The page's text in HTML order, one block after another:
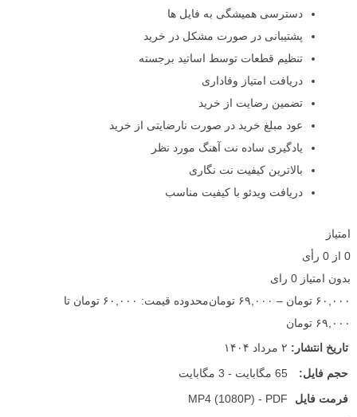
دسترسی همیشگی به فایل ها
پشتیبانی در صورت مشکل در خرید
تنظیم قطعات توسط اساتید برجسته
دریافت امتیاز وفاداری
تضمین رضایت از خرید
عود مبلغ خرید در صورت نارضایتی از خرید
یادگیری ساده نت آهنگ مورد نظر
بالاترین کیفیت نت نگاری
دریافت ویدئو با کیفیت مناسب
امتیاز
0 از 0 رأی
بدون امتیاز 0 رای
۶۰,۰۰۰ تومان – ۶۹,۰۰۰ تومان
محدوده قیمت: ۶۰,۰۰۰ تومان تا
۶۹,۰۰۰ تومان
تاریخ انتشار: ۲ مرداد ۱۴۰۴
حجم فایل:
65 مگابایت - 3 مگابایت
فرمت فایل
MP4 (1080P) - PDF